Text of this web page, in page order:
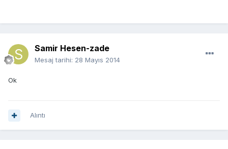
Samir Hesen-zade
Mesaj tarihi: 28 Mayıs 2014
Ok
Alıntı